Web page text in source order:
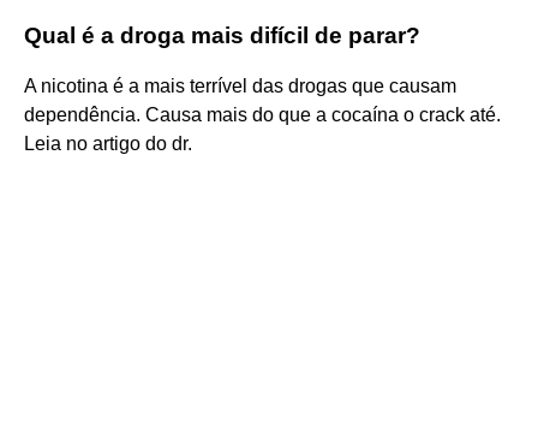
Qual é a droga mais difícil de parar?
A nicotina é a mais terrível das drogas que causam
dependência. Causa mais do que a cocaína o crack até.
Leia no artigo do dr.